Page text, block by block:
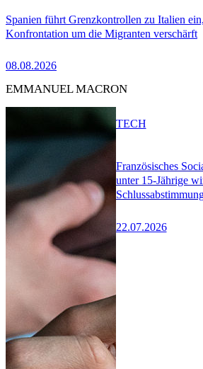
Spanien führt Grenzkontrollen zu Italien
Konfrontation um die Migranten verschärft
08.08.2026
EMMANUEL MACRON
Französisches
unter 15-Jährige
22.07.2026
TECH